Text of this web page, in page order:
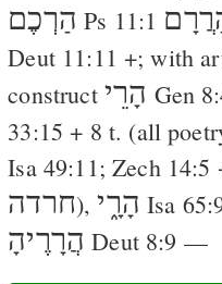
הַרְכֶם Ps 11:1
Deut 11:11 +; with
construct הָרֵי Gen
33:15 + 8 t. (all
Isa 49:11;Zech 14:5
חרדה),הָרָ֑י Isa
הֲרָרֶיהָ Deut 8:9 —